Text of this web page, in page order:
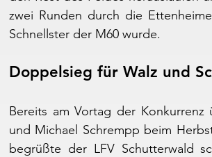
zwei Runden durch die
Schnellster der M60 wurde.
Doppelsieg für Walz und
Bereits am Vortag der
und Michael Schrempp beim
begrüßte der LFV Schutterwald